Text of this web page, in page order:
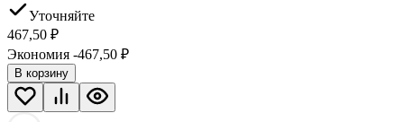
Уточняйте
467,50 ₽
Экономия -467,50 ₽
В корзину